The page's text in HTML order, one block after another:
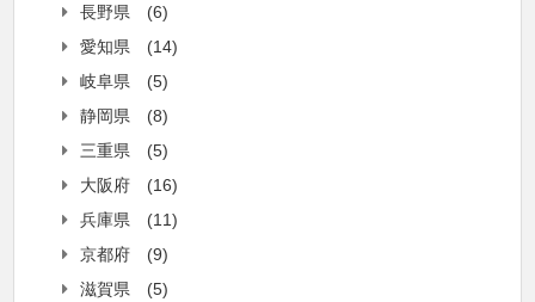
長野県
(6)
愛知県
(14)
岐阜県
(5)
静岡県
(8)
三重県
(5)
大阪府
(16)
兵庫県
(11)
京都府
(9)
滋賀県
(5)